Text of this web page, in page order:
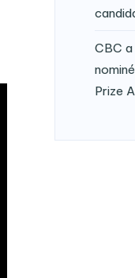
CBC
Prize